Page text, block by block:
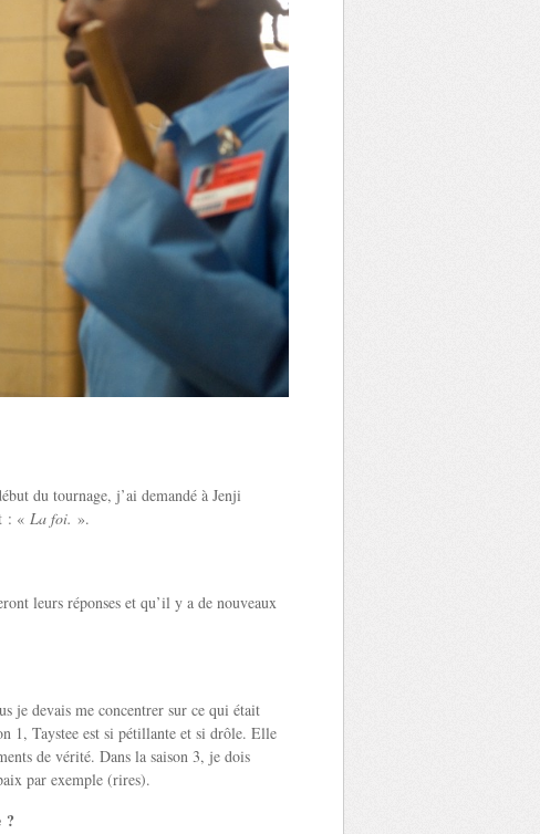
du tournage, j’ai demandé à Jenji
: « La foi. ».
leurs réponses et qu’il y a de nouveaux
je devais me concentrer sur ce qui était
1, Taystee est si pétillante et si drôle. Elle
de vérité. Dans la saison 3, je dois
par exemple (rires).
?